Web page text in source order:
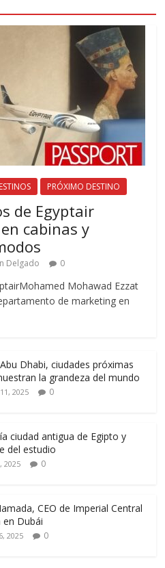
PRÓXIMO DESTINO
de Egyptair
cabinas y
Delgado 0
Mohawad Ezzat
de marketing en
Dhabi, ciudades próximas
la grandeza del mundo
2025 0
ciudad antigua de Egipto y
del estudio
2025 0
CEO de Imperial Central
Dubái
2025 0